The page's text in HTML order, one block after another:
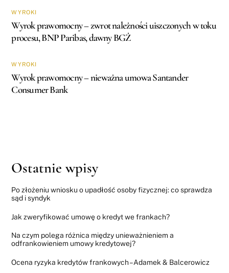
WYROKI
Wyrok prawomocny – zwrot należności uiszczonych w toku
procesu, BNP Paribas, dawny BGŻ
WYROKI
Wyrok prawomocny – nieważna umowa Santander
Consumer Bank
Ostatnie wpisy
Po złożeniu wniosku o upadłość osoby fizycznej: co sprawdza
sąd i syndyk
Jak zweryfikować umowę o kredyt we frankach?
Na czym polega różnica między unieważnieniem a
odfrankowieniem umowy kredytowej?
Ocena ryzyka kredytów frankowych – Adamek & Balcerowicz